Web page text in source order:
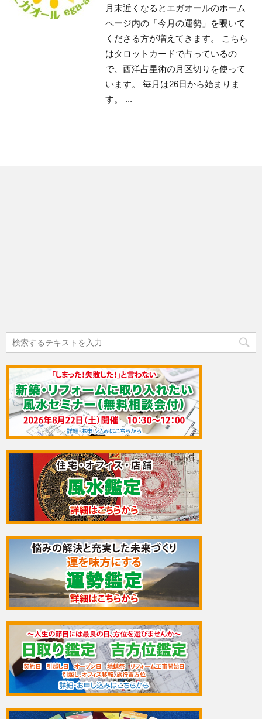
月末近くなるとエガオールのホーム
ページ内の「今月の運勢」を覗いて
くださる方が増えてきます。 こちら
はタロットカードで占っているの
で、西洋占星術の月区切りを使って
います。 毎月は26日から始まりま
す。 ...